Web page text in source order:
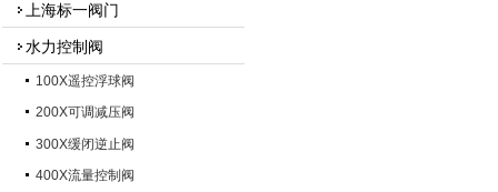
上海标一阀门
水力控制阀
100X遥控浮球阀
200X可调减压阀
300X缓闭逆止阀
400X流量控制阀